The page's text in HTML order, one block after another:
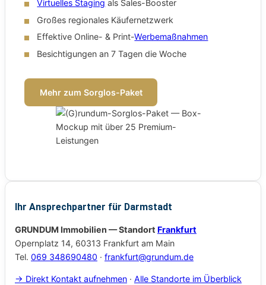
Virtuelles Staging als Sales-Booster
Großes regionales Käufernetzwerk
Effektive Online- & Print-Werbemaßnahmen
Besichtigungen an 7 Tagen die Woche
Mehr zum Sorglos-Paket
Ihr Ansprechpartner für Darmstadt
GRUNDUM Immobilien — Standort Frankfurt
Opernplatz 14, 60313 Frankfurt am Main
Tel. 069 348690480 · frankfurt@grundum.de
→ Direkt Kontakt aufnehmen · Alle Standorte im Überblick